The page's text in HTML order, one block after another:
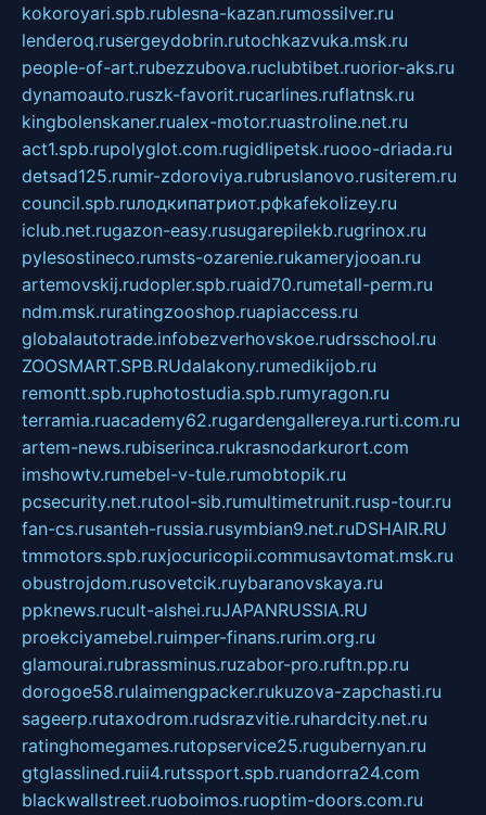
kokoroyari.spb.rublesna-kazan.rumossilver.ru
lenderoq.rusergeydobrin.rutochkazvuka.msk.ru
people-of-art.rubezzubova.ruclubtibet.ruorior-aks.ru
dynamoauto.ruszk-favorit.rucarlines.ruflatnsk.ru
kingbolenskaner.rualex-motor.ruastroline.net.ru
act1.spb.rupolyglot.com.rugidlipetsk.ruooo-driada.ru
detsad125.rumir-zdoroviya.rubruslanovo.rusiterem.ru
council.spb.ruлодкипатриот.рфkafekolizey.ru
iclub.net.rugazon-easy.rusugarepilekb.rugrinox.ru
pylesostineco.rumsts-ozarenie.rukameryjooan.ru
artemovskij.rudopler.spb.ruaid70.rumetall-perm.ru
ndm.msk.ruratingzooshop.ruapiaccess.ru
globalautotrade.infobezverhovskoe.rudrsschool.ru
ZOOSMART.SPB.RUdalakony.rumedikijob.ru
remontt.spb.ruphotostudia.spb.rumyragon.ru
terramia.ruacademy62.rugardengallereya.rurti.com.ru
artem-news.rubiserinca.rukrasnodarkurort.com
imshowtv.rumebel-v-tule.rumobtopik.ru
pcsecurity.net.rutool-sib.rumultimetrunit.rusp-tour.ru
fan-cs.rusanteh-russia.rusymbian9.net.ruDSHAIR.RU
tmmotors.spb.ruxjocuricopii.commusavtomat.msk.ru
obustrojdom.rusovetcik.ruybaranovskaya.ru
ppknews.rucult-alshei.ruJAPANRUSSIA.RU
proekciyamebel.ruimper-finans.rurim.org.ru
glamourai.rubrassminus.ruzabor-pro.ruftn.pp.ru
dorogoe58.rulaimengpacker.rukuzova-zapchasti.ru
sageerp.rutaxodrom.rudsrazvitie.ruhardcity.net.ru
ratinghomegames.rutopservice25.rugubernyan.ru
gtglasslined.ruii4.rutssport.spb.ruandorra24.com
blackwallstreet.ruoboimos.ruoptim-doors.com.ru